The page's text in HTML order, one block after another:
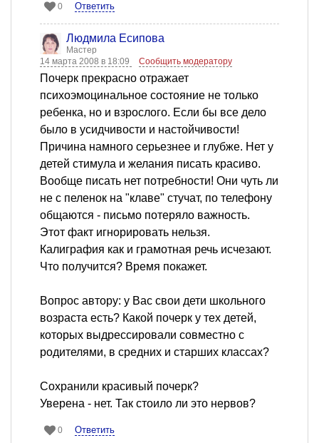
0 Ответить
Людмила Есипова
Мастер
14 марта 2008 в 18:09
Сообщить модератору
Почерк прекрасно отражает
психоэмоцинальное состояние не только
ребенка, но и взрослого. Если бы все дело
было в усидчивости и настойчивости!
Причина намного серьезнее и глубже. Нет у
детей стимула и желания писать красиво.
Вообще писать нет потребности! Они чуть ли
не с пеленок на "клаве" стучат, по телефону
общаются - письмо потеряло важность.
Этот факт игнорировать нельзя.
Калиграфия как и грамотная речь исчезают.
Что получится? Время покажет.
Вопрос автору: у Вас свои дети школьного
возраста есть? Какой почерк у тех детей,
которых выдрессировали совместно с
родителями, в средних и старших классах?
Сохранили красивый почерк?
Уверена - нет. Так стоило ли это нервов?
0 Ответить